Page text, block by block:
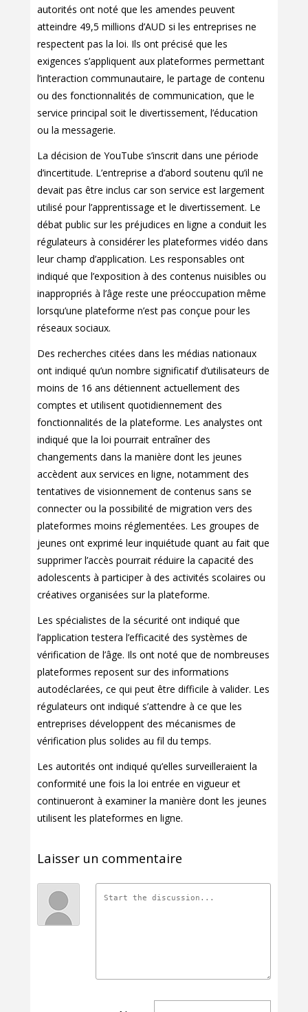
autorités ont noté que les amendes peuvent
atteindre 49,5 millions d’AUD si les entreprises ne
respectent pas la loi. Ils ont précisé que les
exigences s’appliquent aux plateformes permettant
l’interaction communautaire, le partage de contenu
ou des fonctionnalités de communication, que le
service principal soit le divertissement, l’éducation
ou la messagerie.
La décision de YouTube s’inscrit dans une période
d’incertitude. L’entreprise a d’abord soutenu qu’il ne
devait pas être inclus car son service est largement
utilisé pour l’apprentissage et le divertissement. Le
débat public sur les préjudices en ligne a conduit les
régulateurs à considérer les plateformes vidéo dans
leur champ d’application. Les responsables ont
indiqué que l’exposition à des contenus nuisibles ou
inappropriés à l’âge reste une préoccupation même
lorsqu’une plateforme n’est pas conçue pour les
réseaux sociaux.
Des recherches citées dans les médias nationaux
ont indiqué qu’un nombre significatif d’utilisateurs de
moins de 16 ans détiennent actuellement des
comptes et utilisent quotidiennement des
fonctionnalités de la plateforme. Les analystes ont
indiqué que la loi pourrait entraîner des
changements dans la manière dont les jeunes
accèdent aux services en ligne, notamment des
tentatives de visionnement de contenus sans se
connecter ou la possibilité de migration vers des
plateformes moins réglementées. Les groupes de
jeunes ont exprimé leur inquiétude quant au fait que
supprimer l’accès pourrait réduire la capacité des
adolescents à participer à des activités scolaires ou
créatives organisées sur la plateforme.
Les spécialistes de la sécurité ont indiqué que
l’application testera l’efficacité des systèmes de
vérification de l’âge. Ils ont noté que de nombreuses
plateformes reposent sur des informations
autodéclarées, ce qui peut être difficile à valider. Les
régulateurs ont indiqué s’attendre à ce que les
entreprises développent des mécanismes de
vérification plus solides au fil du temps.
Les autorités ont indiqué qu’elles surveilleraient la
conformité une fois la loi entrée en vigueur et
continueront à examiner la manière dont les jeunes
utilisent les plateformes en ligne.
Laisser un commentaire